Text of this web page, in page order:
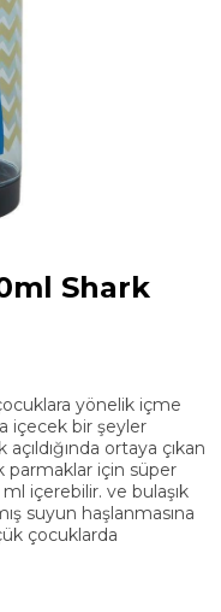
Shark
yönelik içme
içecek bir şeyler
ortaya çıkan
parmaklar için süper
içerebilir. ve bulaşık
suyun haşlanmasına
çocuklarda